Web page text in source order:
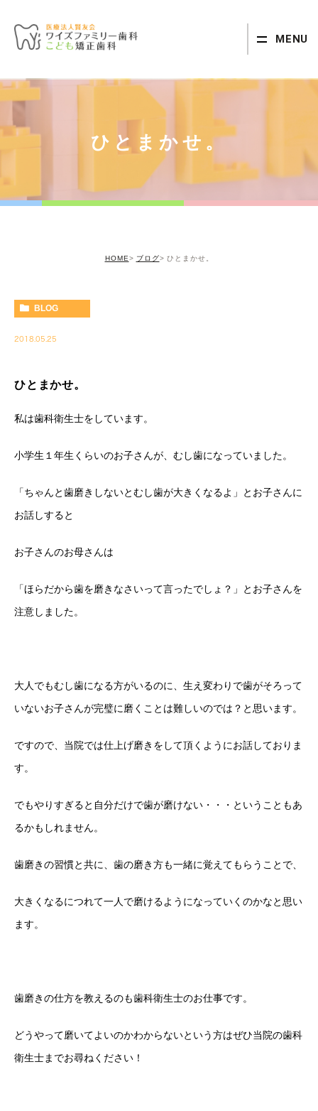
MENU
ひとまかせ。
HOME ブログ ひとまかせ。
BLOG
2018.05.25
ひとまかせ。
私は歯科衛生士をしています。
小学生１年生くらいのお子さんが、むし歯になっていました。
「ちゃんと歯磨きしないとむし歯が大きくなるよ」とお子さんに
お話しすると
お子さんのお母さんは
「ほらだから歯を磨きなさいって言ったでしょ？」とお子さんを
注意しました。
大人でもむし歯になる方がいるのに、生え変わりで歯がそろって
いないお子さんが完璧に磨くことは難しいのでは？と思います。
ですので、当院では仕上げ磨きをして頂くようにお話しておりま
す。
でもやりすぎると自分だけで歯が磨けない・・・ということもあ
るかもしれません。
歯磨きの習慣と共に、歯の磨き方も一緒に覚えてもらうことで、
大きくなるにつれて一人で磨けるようになっていくのかなと思い
ます。
歯磨きの仕方を教えるのも歯科衛生士のお仕事です。
どうやって磨いてよいのかわからないという方はぜひ当院の歯科
衛生士までお尋ねください！